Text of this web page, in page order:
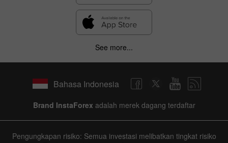
See more...
Bahasa Indonesia
Brand InstaForex adalah merek dagang terdaftar
Pengungkapan risiko: Semua investasi melibatkan tingkat risiko